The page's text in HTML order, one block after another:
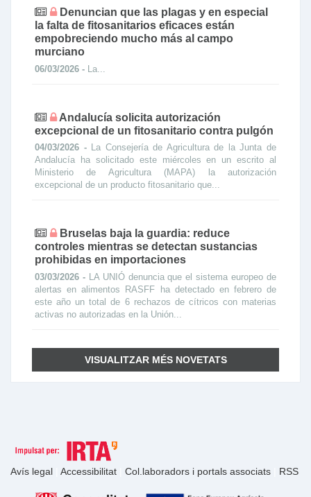
Denuncian que las plagas y en especial
la falta de fitosanitarios eficaces están
empobreciendo mucho más al campo
murciano
06/03/2026 - La...
Andalucía solicita autorización
excepcional de un fitosanitario contra pulgón
04/03/2026 - La Consejería de Agricultura de la Junta de
Andalucía ha solicitado este miércoles en un escrito al
Ministerio de Agricultura (MAPA) la autorización
excepcional de un producto fitosanitario que...
Bruselas baja la guardia: reduce
controles mientras se detectan sustancias
prohibidas en importaciones
03/03/2026 - LA UNIÓ denuncia que el sistema europeo de
alertas en alimentos RASFF ha detectado en febrero de
este año un total de 6 rechazos de cítricos con materias
activas no autorizadas en la Unión...
VISUALITZAR MÉS NOVETATS
Avís legal Accessibilitat Col.laboradors i portals associats RSS